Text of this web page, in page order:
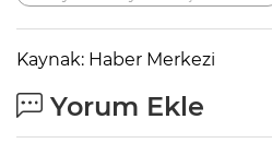
Kaynak: Haber Merkezi
Yorum Ekle